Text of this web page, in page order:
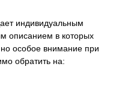
индивидуальным
описанием в которых
особое внимание при
обратить на: